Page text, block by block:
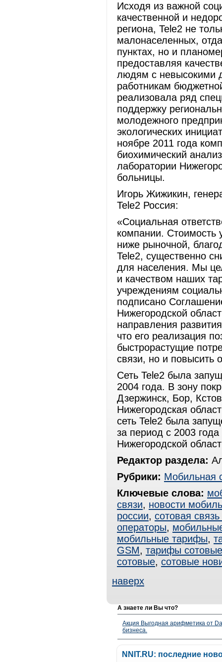
Исходя из важной
качественной и
региона, Tele2 не
малонаселенных,
пунктах, но и
предоставляя
людям с невысокими
работникам
реализовала ряд
поддержку
молодежного
экологических
ноябре 2011 года
биохимический
лаборатории
больницы.
Игорь Жижикин,
Tele2 Россия:
«Социальная
компании. Стоимость
ниже рыночной,
Tele2, существенно
для населения. Мы
и качеством наших
учреждениям
подписано
Нижегородской
направления
что его реализация
быстрорастущие
связи, но и повысить
Сеть Tele2 была
2004 года. В зону
Дзержинск, Бор,
Нижегородская
сеть Tele2 была
за период с 2003
Нижегородской
Редактор раздела:
Рубрики: Мобильная
Ключевые слова:
связи, новости
россии, сотовая
операторы,
мобильные тарифы,
GSM, тарифы сотовые
сотовые, сотовые
наверх
А знаете ли Вы что?
Акция Выгодная арифметика от
бизнеса.
NNIT.RU: последние